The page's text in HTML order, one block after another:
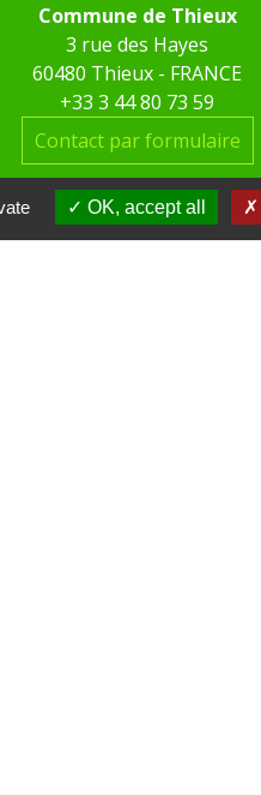
Commune de Thieux
3 rue des Hayes
60480 Thieux - FRANCE
+33 3 44 80 73 59
Contact par formulaire
d'ouverture au
le mardi de 16h00 à 18h00
OK, accept all